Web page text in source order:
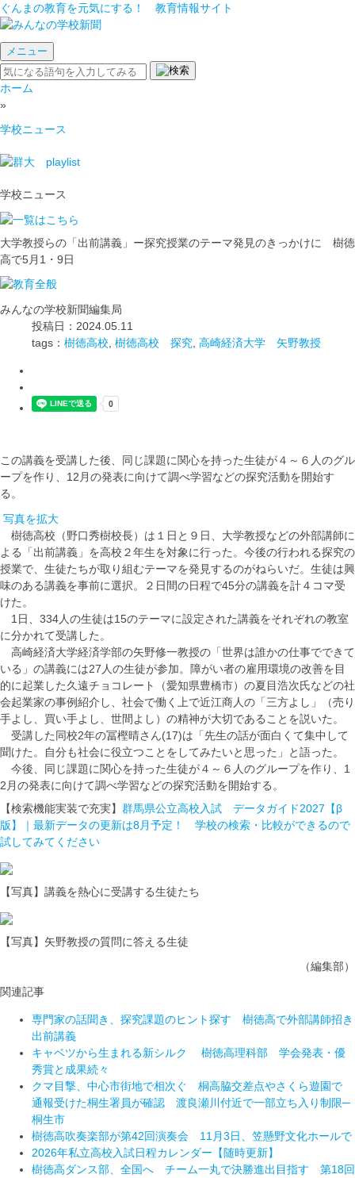
ぐんまの教育を元気にする！ 教育情報サイト
メニュー
ホーム
»
学校ニュース
学校ニュース
大学教授らの「出前講義」ー探究授業のテーマ発見のきっかけに 樹徳
高で5月1・9日
みんなの学校新聞編集局
投稿日：2024.05.11
tags： 樹徳高校 樹徳高校 探究 高崎経済大学 矢野教授
この講義を受講した後、同じ課題に関心を持った生徒が４～６人のグル
ープを作り、12月の発表に向けて調べ学習などの探究活動を開始す
る。
写真を拡大
樹徳高校（野口秀樹校長）は１日と９日、大学教授などの外部講師に
よる「出前講義」を高校２年生を対象に行った。今後の行われる探究の
授業で、生徒たちが取り組むテーマを発見するのがねらいだ。生徒は興
味のある講義を事前に選択。２日間の日程で45分の講義を計４コマ受
けた。
1日、334人の生徒は15のテーマに設定された講義をそれぞれの教室
に分かれて受講した。
高崎経済大学経済学部の矢野修一教授の「世界は誰かの仕事でできて
いる」の講義には27人の生徒が参加。障がい者の雇用環境の改善を目
的に起業した久遠チョコレート（愛知県豊橋市）の夏目浩次氏などの社
会起業家の事例紹介し、社会で働く上で近江商人の「三方よし」（売り
手よし、買い手よし、世間よし）の精神が大切であることを説いた。
受講した同校2年の冨樫晴さん(17)は「先生の話が面白くて集中して
聞けた。自分も社会に役立つことをしてみたいと思った」と語った。
今後、同じ課題に関心を持った生徒が４～６人のグループを作り、1
2月の発表に向けて調べ学習などの探究活動を開始する。
【検索機能実装で充実】 群馬県公立高校入試 データガイド2027【β
版】｜最新データの更新は8月予定！ 学校の検索・比較ができるので
試してみてください
【写真】講義を熱心に受講する生徒たち
【写真】矢野教授の質問に答える生徒
（編集部）
関連記事
専門家の話聞き、探究課題のヒント探す 樹徳高で外部講師招き
出前講義
キャベツから生まれる新シルク 樹徳高理科部 学会発表・優
秀賞と成果続々
クマ目撃、中心市街地で相次ぐ 桐高脇交差点やさくら遊園で
通報受けた桐生署員が確認 渡良瀬川付近で一部立ち入り制限─
桐生市
樹徳高吹奏楽部が第42回演奏会 11月3日、笠懸野文化ホールで
2026年私立高校入試日程カレンダー【随時更新】
樹徳高ダンス部、全国へ チーム一丸で決勝進出目指す 第18回